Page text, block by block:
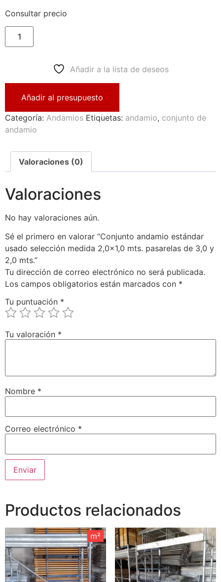
Consultar precio
Añadir a la lista de deseos
Añadir al presupuesto
Categoría: Andamios Etiquetas: andamio, conjunto de
andamio
Valoraciones (0)
Valoraciones
No hay valoraciones aún.
Sé el primero en valorar “Conjunto andamio estándar
usado selección medida 2,0×1,0 mts. pasarelas de 3,0 y
2,0 mts.”
Tu dirección de correo electrónico no será publicada.
Los campos obligatorios están marcados con *
Tu puntuación *
Tu valoración *
Nombre *
Correo electrónico *
Productos relacionados
m²
m²